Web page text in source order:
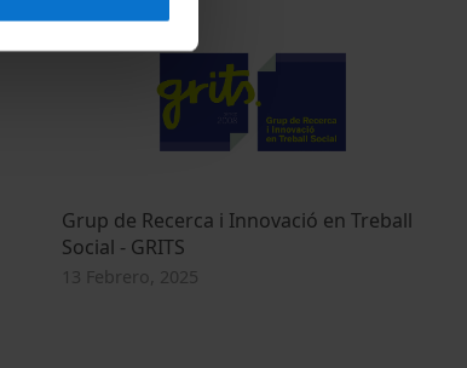
Grup de Recerca i Innovació en Treball
Social - GRITS
13 Febrero, 2025